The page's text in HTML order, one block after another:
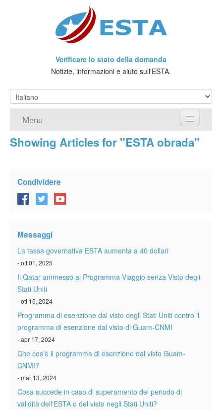
Verificare lo stato della domanda
Notizie, informazioni e aiuto sull'ESTA.
Menu
Home
Che cos'è l'ESTA?
Viaggio senza Visto
ESTA info
Contatto
Showing Articles for "ESTA obrada"
Condividere
Messaggi
La tassa governativa ESTA aumenta a 40 dollari
- ott 01, 2025
Il Qatar ammesso al Programma Viaggio senza Visto degli
Stati Uniti
- ott 15, 2024
Programma di esenzione dal visto degli Stati Uniti contro il
programma di esenzione dal visto di Guam-CNMI
- apr 17, 2024
Che cos'è il programma di esenzione dal visto Guam-
CNMI?
- mar 13, 2024
Cosa succede in caso di superamento del periodo di
validità dell'ESTA o del visto negli Stati Uniti?